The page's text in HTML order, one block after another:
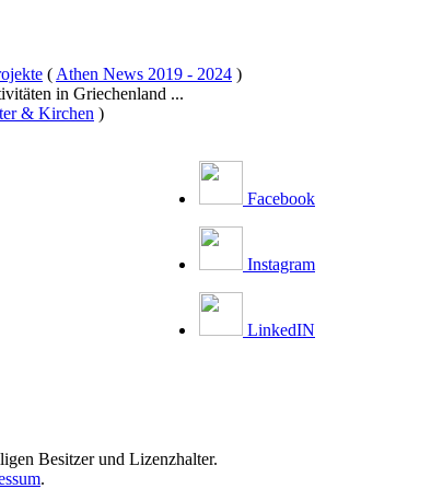
( Athen News 2019 - 2024 )
in Griechenland ...
& Kirchen )
Facebook
Instagram
LinkedIN
Besitzer und Lizenzhalter.
.